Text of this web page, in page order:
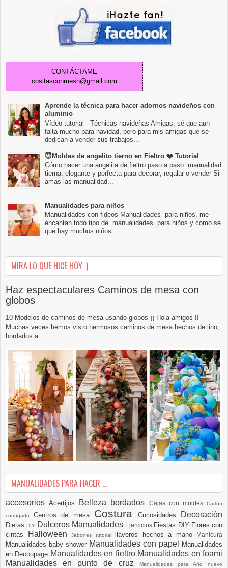
CONTÁCTAME
cositasconmesh@gmail.com
Aprende la técnica para hacer adornos navideños con
aluminio
Vídeo tutorial - Técnicas navideñas Amigas, sé que aun
falta mucho para navidad, pero para mis amigas que se
dedican a vender sus trabajos...
😇Moldes de angelito tierno en Fieltro ❤️ Tutorial
Cómo hacer una angelita de fieltro paso a paso: manualidad
tierna, elegante y perfecta para decorar, regalar o vender Si
amas las manualidad...
Manualidades para niños
Manualidades con fideos Manualidades para niños, me
encantan todo tipo de manualidades para niños y como sé
que hay muchos niños ...
MIRA LO QUE HICE HOY :)
Haz espectaculares Caminos de mesa con
globos
10 Modelos de caminos de mesa usando globos ¡¡ Hola amigos !!
Muchas veces hemos visto hermosos caminos de mesa hechos de lino,
bordados a...
MANUALIDADES PARA HACER ...
accesoriosAcertijos Belleza bordados Cajas con moldesCartón
corrugadoCentros de mesa Costura Curiosidades Decoración
DietasDIY Dulceros Manualidades Ejercicios Fiestas DIY Flores con
cintas
Halloween Jabones tutorial llaveros hechos a mano Manicura
Manualidades baby shower Manualidades con papel
Manualidades
en Decoupage Manualidades en fieltro Manualidades en foami
Manualidades en punto de cruz
Manualidades para Año nuevo